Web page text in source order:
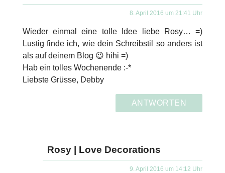
8. April 2016 um 21:41 Uhr
Wieder einmal eine tolle Idee liebe Rosy… =)
Lustig finde ich, wie dein Schreibstil so anders ist
als auf deinem Blog 😉 hihi =)
Hab ein tolles Wochenende :-*
Liebste Grüsse, Debby
ANTWORTEN
Rosy | Love Decorations
9. April 2016 um 14:12 Uhr